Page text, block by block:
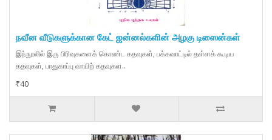
நவீன வீடுகளுக்கான கேட் ஜன்னல்களின் அழகு டிஸைன்கள்
இந்நூலில் இரு பிரிவுகளைக் கொண்ட கதவுகள், பக்கவாட்டில் தள்ளக் கூடிய
கதவுகள், பாதுகாப்பு வாயிற் கதவுகள..
₹40